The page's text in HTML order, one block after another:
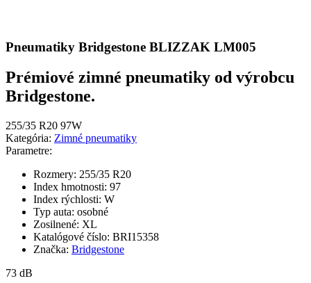
Pneumatiky Bridgestone BLIZZAK LM005
Prémiové zimné pneumatiky od výrobcu
Bridgestone.
255/35 R20 97W
Kategória: Zimné pneumatiky
Parametre:
Rozmery: 255/35 R20
Index hmotnosti: 97
Index rýchlosti: W
Typ auta: osobné
Zosilnené: XL
Katalógové číslo: BRI15358
Značka: Bridgestone
73 dB